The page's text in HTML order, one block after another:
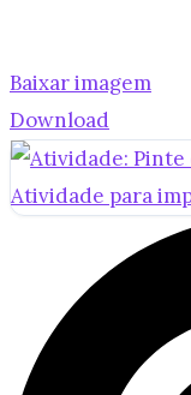
Baixar imagem
Download